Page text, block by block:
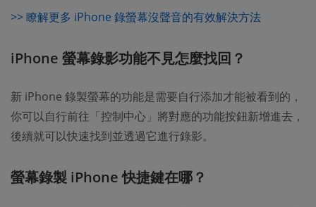
>> 瞭解更多 iPhone 錄螢幕沒聲音的有效解決方法
iPhone 螢幕錄影功能不見怎麼找回？
新 iPhone 錄製螢幕的功能是需要自行添加才能被看到的，
你可以自行前往「控制中心」將對應的功能按鈕新增進去，
後續就可以快速找到並透過它進行錄影。
螢幕錄製 iPhone 快捷鍵在哪？